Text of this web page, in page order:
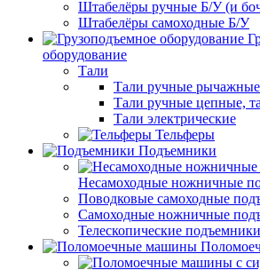
Штабелёры ручные Б/У (и
Штабелёры самоходные Б/У
оборудование
Тали
Тали ручные рычажные
Тали ручные цепные,
Тали электрические
Тельферы
Подъемники
Несамоходные ножничные
Поводковые самоходные
Самоходные ножничные
Телескопические подъемники